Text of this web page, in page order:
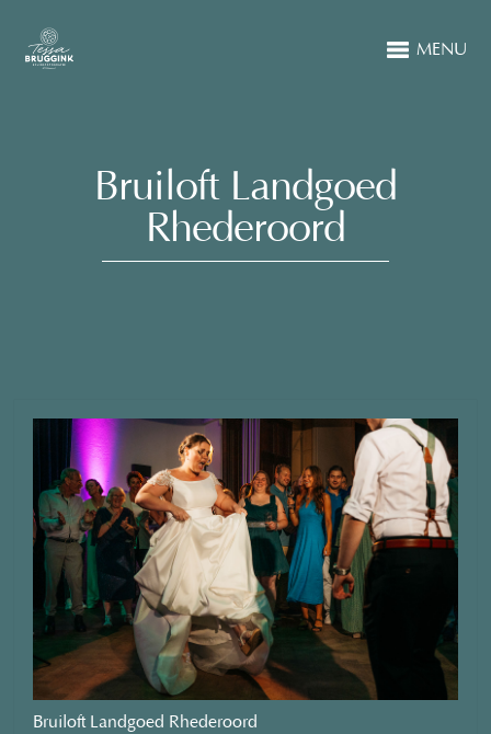
MENU
Bruiloft Landgoed
Rhederoord
Bruiloft Landgoed Rhederoord